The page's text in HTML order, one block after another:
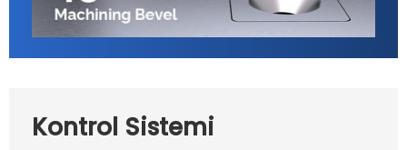
Kontrol Sistemi